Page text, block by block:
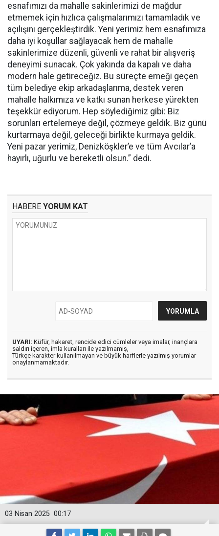
esnafımızı da mahalle sakinlerimizi de mağdur
etmemek için hızlıca çalışmalarımızı tamamladık ve
açılışını gerçekleştirdik. Yeni yerimiz hem esnafımıza
daha iyi koşullar sağlayacak hem de mahalle
sakinlerimize düzenli, güvenli ve rahat bir alışveriş
deneyimi sunacak. Çok yakında da kapalı ve daha
modern hale getireceğiz. Bu süreçte emeği geçen
tüm belediye ekip arkadaşlarıma, destek veren
mahalle halkımıza ve katkı sunan herkese yürekten
teşekkür ediyorum. Hep söylediğimiz gibi: Biz
sorunları ertelemeye değil, çözmeye geldik. Biz günü
kurtarmaya değil, geleceği birlikte kurmaya geldik.
Yeni pazar yerimiz, Denizköşkler’e ve tüm Avcılar’a
hayırlı, uğurlu ve bereketli olsun.” dedi.
HABERE YORUM KAT
UYARI: Küfür, hakaret, rencide edici cümleler veya imalar, inançlara
saldırı içeren, imla kuralları ile yazılmamış,
Türkçe karakter kullanılmayan ve büyük harflerle yazılmış yorumlar
onaylanmamaktadır.
00:17
03 Nisan 2025